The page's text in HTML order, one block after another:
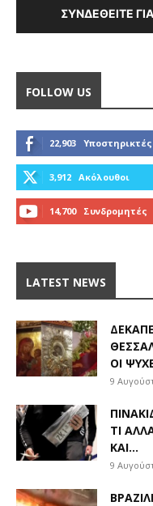
ΣΥΝΔΕΘΕΊΤΕ
FOLLOW US
22,903 Υποστηρικτές
3,912 Ακόλουθοι
14,700 Συνδρομητές
LATEST NEWS
ΟΙ
9
ΤΙ
ΚΑΙ...
9